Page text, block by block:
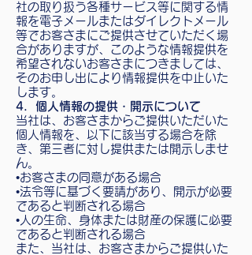
社の取り扱う各種サービス等に関する情
報を電子メールまたはダイレクトメール
等でお客さまにご提供させていただく場
合がありますが、このような情報提供を
希望されないお客さまにつきましては、
そのお申し出により情報提供を中止いた
します。
4．個人情報の提供・開示について
当社は、お客さまからご提供いただいた
個人情報を、以下に該当する場合を除
き、第三者に対し提供または開示しませ
ん。
•お客さまの同意がある場合
•法令等に基づく要請があり、開示が必要
であると判断される場合
•人の生命、身体または財産の保護に必要
であると判断される場合
また、当社は、お客さまからご提供いた